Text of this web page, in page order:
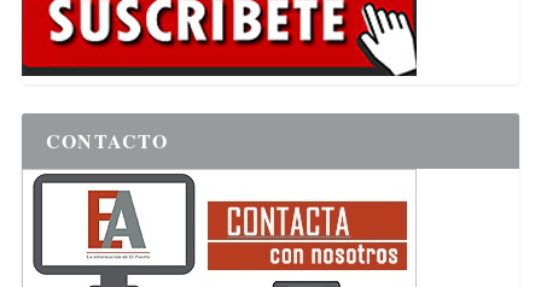
CONTACTO